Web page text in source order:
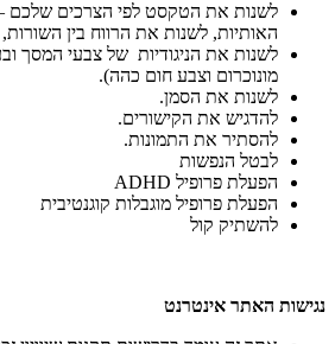
לשנות את הטקסט לפי הצרכים שלכם –
האותיות, לשנות את הרווח בין
לשנות את הניגודיות של צבעי המסך
מונוכרום וצבע חום כהה).
לשנות את הסמן.
להדגיש את הקישורים.
להסתיר את התמונות.
לבטל הנפשות
הפעלת פרופיל ADHD
הפעלת פרופיל מוגבלות קוגנטיבית
להשתיק קול
נגישות האתר אינטרנט